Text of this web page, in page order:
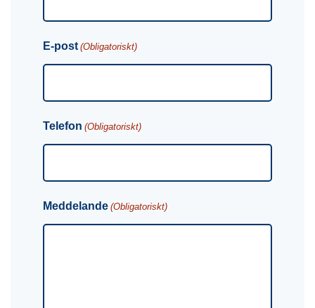
E-post (Obligatoriskt)
Telefon (Obligatoriskt)
Meddelande (Obligatoriskt)